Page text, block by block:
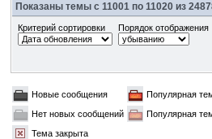
Показаны темы с 11001 по 11020 из
Критерий сортировки Порядок отображения
Новые сообщения
Популярная
Нет новых сообщений
Популярная
Тема закрыта